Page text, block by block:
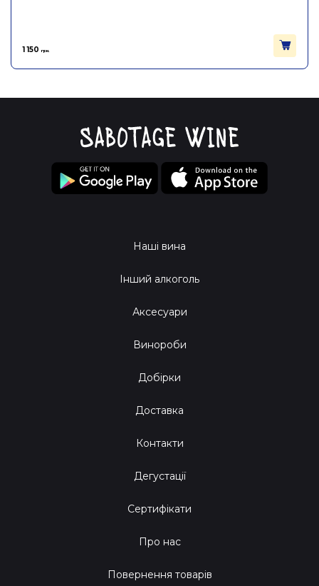
1 150 грн.
Наші вина
Інший алкоголь
Аксесуари
Винороби
Добірки
Доставка
Контакти
Дегустації
Сертифікати
Про нас
Повернення товарів